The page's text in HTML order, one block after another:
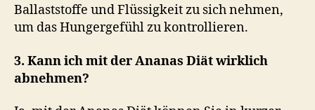
Ballaststoffe und Flüssigkeit zu sich nehmen,
um das Hungergefühl zu kontrollieren.
3. Kann ich mit der Ananas Diät wirklich
abnehmen?